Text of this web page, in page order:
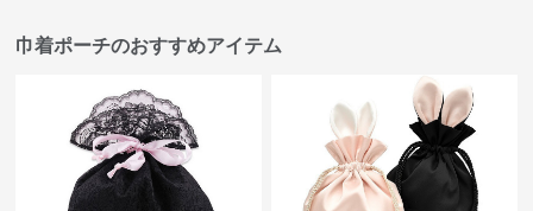
巾着ポーチのおすすめアイテム